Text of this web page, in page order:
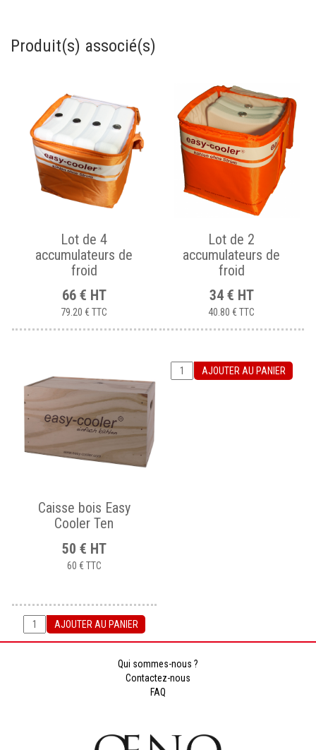
Produit(s) associé(s)
Lot de 4
accumulateurs de
froid
66€ HT
79.20 €TTC
Lot de 2
accumulateurs de
froid
34€ HT
40.80 €TTC
AJOUTER AU PANIER
Caisse bois Easy
Cooler Ten
50 € HT
60 €TTC
AJOUTER AU PANIER
Qui sommes-nous ?
Contactez-nous
FAQ